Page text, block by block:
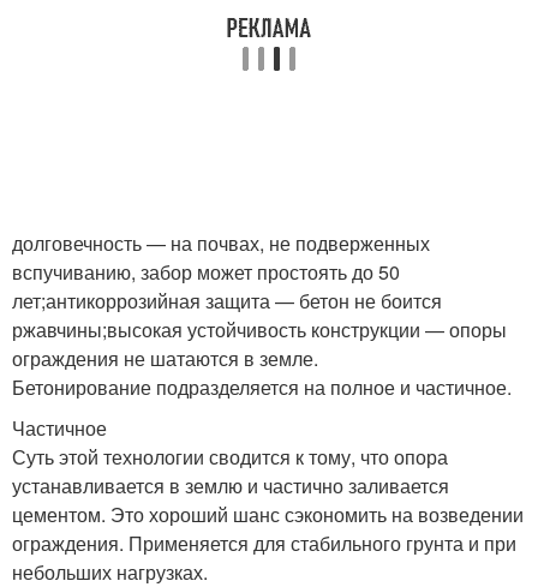
долговечность — на почвах, не подверженных
вспучиванию, забор может простоять до 50
лет;антикоррозийная защита — бетон не боится
ржавчины;высокая устойчивость конструкции — опоры
ограждения не шатаются в земле.
Бетонирование подразделяется на полное и частичное.
Частичное
Суть этой технологии сводится к тому, что опора
устанавливается в землю и частично заливается
цементом. Это хороший шанс сэкономить на возведении
ограждения. Применяется для стабильного грунта и при
небольших нагрузках.